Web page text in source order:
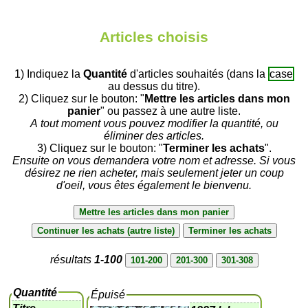
Articles choisis
1) Indiquez la Quantitéd'articles souhaités (dans la case
au dessus du titre).
2) Cliquez sur le bouton: " Mettre les articles dans mon
panier" ou passez à une autre liste.
A tout moment vous pouvez modifier la quantité, ou
éliminer des articles.
3) Cliquez sur le bouton: "Terminer les achats".
Ensuite on vous demandera votre nom et adresse. Si vous
désirez ne rien acheter, mais seulement jeter un coup
d'oeil, vous êtes également le bienvenu.
résultats 1-100
Quantité
Épuisé